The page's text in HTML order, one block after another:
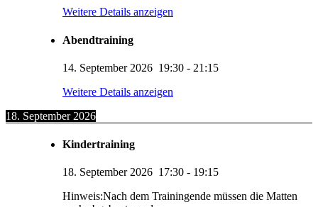
Weitere Details anzeigen
Abendtraining
14. September 2026 19:30 - 21:15
Weitere Details anzeigen
18. September 2026
Kindertraining
18. September 2026 17:30 - 19:15
Hinweis:Nach dem Trainingende müssen die Matten